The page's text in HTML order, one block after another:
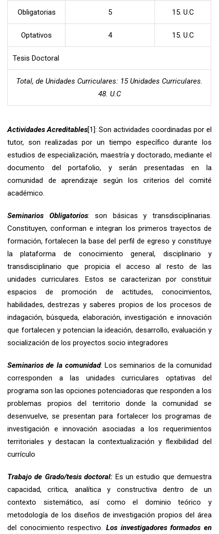
Obligatorias 5 15. U.C
Optativos 4 15. U.C
Tesis Doctoral
Total, de Unidades Curriculares: 15 Unidades Curriculares.
48. U.C
Actividades Acreditables[1]: Son actividades coordinadas por el
tutor, son realizadas por un tiempo específico durante los
estudios de especialización, maestría y doctorado, mediante el
documento del portafolio, y serán presentadas en la
comunidad de aprendizaje según los criterios del comité
académico.
Seminarios Obligatorios: son básicas y transdisciplinarias.
Constituyen, conforman e integran los primeros trayectos de
formación, fortalecen la base del perfil de egreso y constituye
la plataforma de conocimiento general, disciplinario y
transdisciplinario que propicia el acceso al resto de las
unidades curriculares. Estos se caracterizan por constituir
espacios de promoción de actitudes, conocimientos,
habilidades, destrezas y saberes propios de los procesos de
indagación, búsqueda, elaboración, investigación e innovación
que fortalecen y potencian la ideación, desarrollo, evaluación y
socialización de los proyectos socio integradores
Seminarios de la comunidad: Los seminarios de la comunidad
corresponden a las unidades curriculares optativas del
programa son las opciones potenciadoras que responden a los
problemas propios del territorio donde la comunidad se
desenvuelve, se presentan para fortalecer los programas de
investigación e innovación asociadas a los requerimientos
territoriales y destacan la contextualización y flexibilidad del
currículo
Trabajo de Grado/tesis doctoral: Es un estudio que demuestra
capacidad, critica, analítica y constructiva dentro de un
contexto sistemático, así como el dominio teórico y
metodología de los diseños de investigación propios del área
del conocimiento respectivo.
Los investigadores formados en